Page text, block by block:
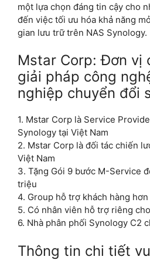
một lựa chọn đáng tin cậy cho
đến việc tối ưu hóa khả năng
gian lưu trữ trên NAS Synology.
Mstar Corp: Đơn vị
giải pháp công
nghiệp chuyển đổi
1. Mstar Corp là Service
Synology tại Việt Nam
2. Mstar Corp là đối tác chiến
Việt Nam
3. Tặng Gói 9 bước M-Service
triệu
4. Group hỗ trợ khách hàng
5. Có nhân viên hỗ trợ riêng
6. Nhà phân phối Synology C2
Thông tin chi tiết